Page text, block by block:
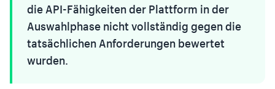
die API-Fähigkeiten der Plattform in der
Auswahlphase nicht vollständig gegen die
tatsächlichen Anforderungen bewertet
wurden.